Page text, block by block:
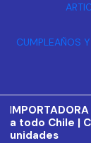
CUMPLEAÑOS
I
a todo Chile |
unidades